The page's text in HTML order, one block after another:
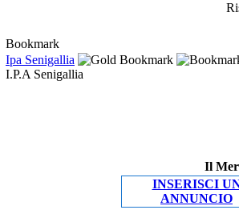
Bookmark
Ipa Senigallia
I.P.A Senigallia
Il
INSERISCI
ANNUNCIO